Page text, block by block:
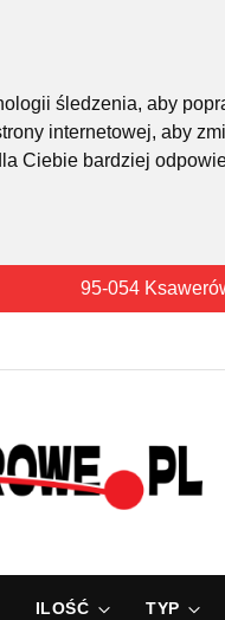
śledzenia, aby
internetowej, aby
Ciebie bardziej
95-054
ILOŚĆ TYP